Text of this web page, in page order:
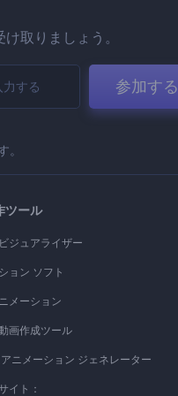
取りましょう。
参加する
ツール
ジュアライザー
ョン ソフト
メーション
画作成ツール
ニメーション ジェネレーター
イト：